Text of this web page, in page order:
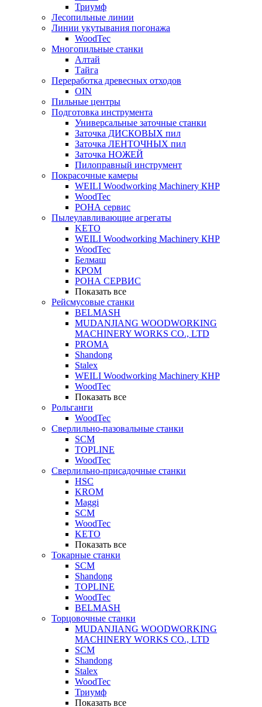
Триумф
Лесопильные линии
Линии укутывания погонажа
WoodTec
Многопильные станки
Алтай
Тайга
Переработка древесных отходов
OIN
Пильные центры
Подготовка инструмента
Универсальные заточные станки
Заточка ДИСКОВЫХ пил
Заточка ЛЕНТОЧНЫХ пил
Заточка НОЖЕЙ
Пилоправный инструмент
Покрасочные камеры
WEILI Woodworking Machinery КНР
WoodTec
РОНА сервис
Пылеулавливающие агрегаты
KETO
WEILI Woodworking Machinery КНР
WoodTec
Белмаш
КРОМ
РОНА СЕРВИС
Показать все
Рейсмусовые станки
BELMASH
MUDANJIANG WOODWORKING
MACHINERY WORKS CO., LTD
PROMA
Shandong
Stalex
WEILI Woodworking Machinery КНР
WoodTec
Показать все
Рольганги
WoodTec
Сверлильно-пазовальные станки
SCM
TOPLINE
WoodTec
Сверлильно-присадочные станки
HSC
KROM
Maggi
SCM
WoodTec
KETO
Показать все
Токарные станки
SCM
Shandong
TOPLINE
WoodTec
BELMASH
Торцовочные станки
MUDANJIANG WOODWORKING
MACHINERY WORKS CO., LTD
SCM
Shandong
Stalex
WoodTec
Триумф
Показать все